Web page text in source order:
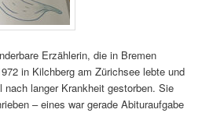
Erzählerin, die in Bremen
in Kilchberg am Zürichsee lebte und
langer Krankheit gestorben. Sie
– eines war gerade Abituraufgabe